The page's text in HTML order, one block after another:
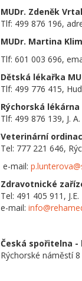
MUDr. Zdeněk
Tlf: 499 876 196,
MUDr. Martina
Tlf: 601 003 696,
Dětská lékařka
Tlf: 499 776 415,
Rýchorská lékárna
Tlf: 499 876 139, J.
Veterinární
Tel: 777 221 646,
e-mail:
Zdravotnické
Tel: 491 405 911,
e-mail:
Česká spořitelna
Rýchorské náměstí 8